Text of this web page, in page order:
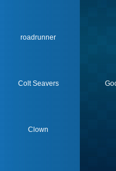
roadrunner
Colt Seavers
Clown